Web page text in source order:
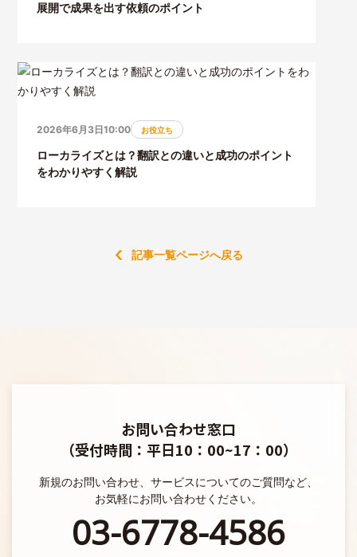
展開で成果を出す依頼のポイント
2026年6月3日10:00 お役立ち
ローカライズとは？翻訳との違いと成功のポイント
をわかりやすく解説
記事一覧ページへ戻る
お問い合わせ窓口
（受付時間：平日10：00~17：00）
新規のお問い合わせ、サービスについてのご質問など、
お気軽にお問い合わせください。
03-6778-4586